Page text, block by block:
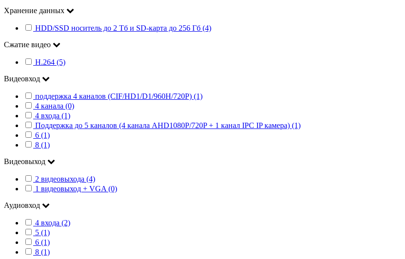
Хранение данных
HDD/SSD носитель до 2 Тб и SD-карта до 256 Гб (4)
Сжатие видео
H.264 (5)
Видеовход
поддержка 4 каналов (CIF/HD1/D1/960H/720P) (1)
4 канала (0)
4 входа (1)
Поддержка до 5 каналов (4 канала AHD1080P/720P + 1 канал IPC IP камера) (1)
6 (1)
8 (1)
Видеовыход
2 видеовыхода (4)
1 видеовыход + VGA (0)
Аудиовход
4 входа (2)
5 (1)
6 (1)
8 (1)